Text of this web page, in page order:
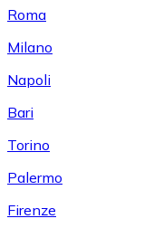
Roma
Milano
Napoli
Bari
Torino
Palermo
Firenze